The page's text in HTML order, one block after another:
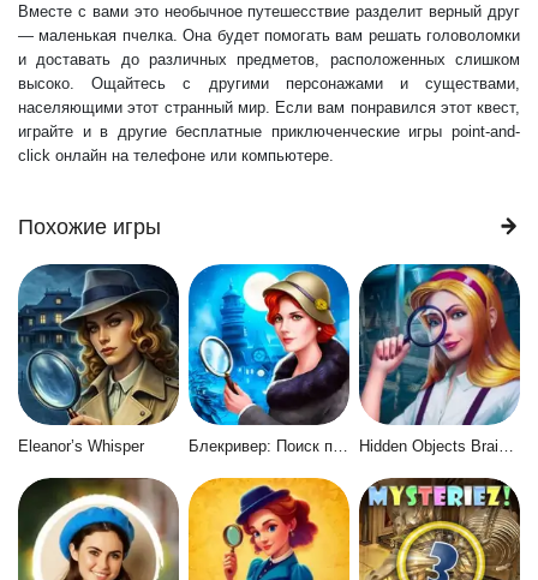
Вместе с вами это необычное путешесствие разделит верный друг
— маленькая пчелка. Она будет помогать вам решать головоломки
и доставать до различных предметов, расположенных слишком
высоко. Ощайтесь с другими персонажами и существами,
населяющими этот странный мир. Если вам понравился этот квест,
играйте и в другие бесплатные приключенческие игры point-and-
click онлайн на телефоне или компьютере.
Похожие игры
Eleanor’s Whisper Блекривер: Поиск предметов